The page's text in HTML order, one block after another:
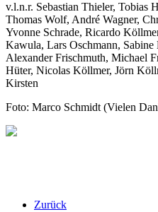
v.l.n.r. Sebastian Thieler, Tobias
Thomas Wolf, André Wagner,
Yvonne Schrade, Ricardo
Kawula, Lars Oschmann,
Alexander Frischmuth, Michael
Hüter, Nicolas Köllmer, Jörn
Kirsten
Foto: Marco Schmidt (Vielen
Zurück